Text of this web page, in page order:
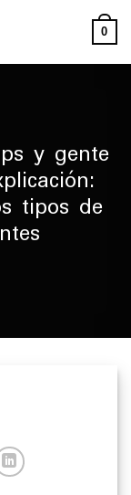
0
y gente
tipos de